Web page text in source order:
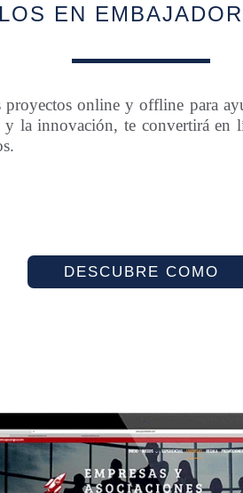
EN
proyectos online y offline para
la innovación, te convertirá
DESCUBRE COMO